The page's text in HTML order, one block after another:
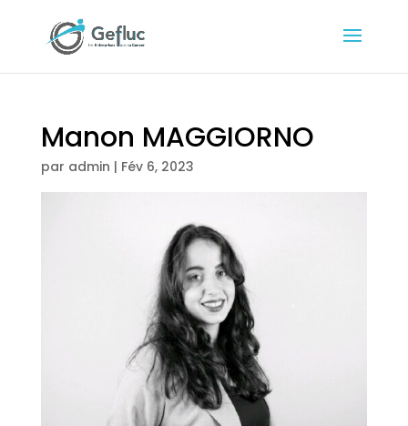
Manon MAGGIORNO
par admin | Fév 6, 2023